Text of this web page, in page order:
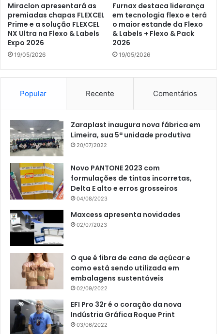
Miraclon apresentará as
premiadas chapas FLEXCEL
Prime e a solução FLEXCEL
NX Ultra na Flexo & Labels
Expo 2026
19/05/2026
Furnax destaca liderança
em tecnologia flexo e terá
o maior estande da Flexo
& Labels + Flexo & Pack
2026
19/05/2026
Popular Recente Comentários
Zaraplast inaugura nova fábrica em
Limeira, sua 5ª unidade produtiva
20/07/2022
Novo PANTONE 2023 com
formulações de tintas incorretas,
Delta E alto e erros grosseiros
04/08/2023
Maxcess apresenta novidades
02/07/2023
O que é fibra de cana de açúcar e
como está sendo utilizada em
embalagens sustentáveis
02/09/2022
EFI Pro 32r é o coração da nova
Indústria Gráfica Roque Print
03/06/2022